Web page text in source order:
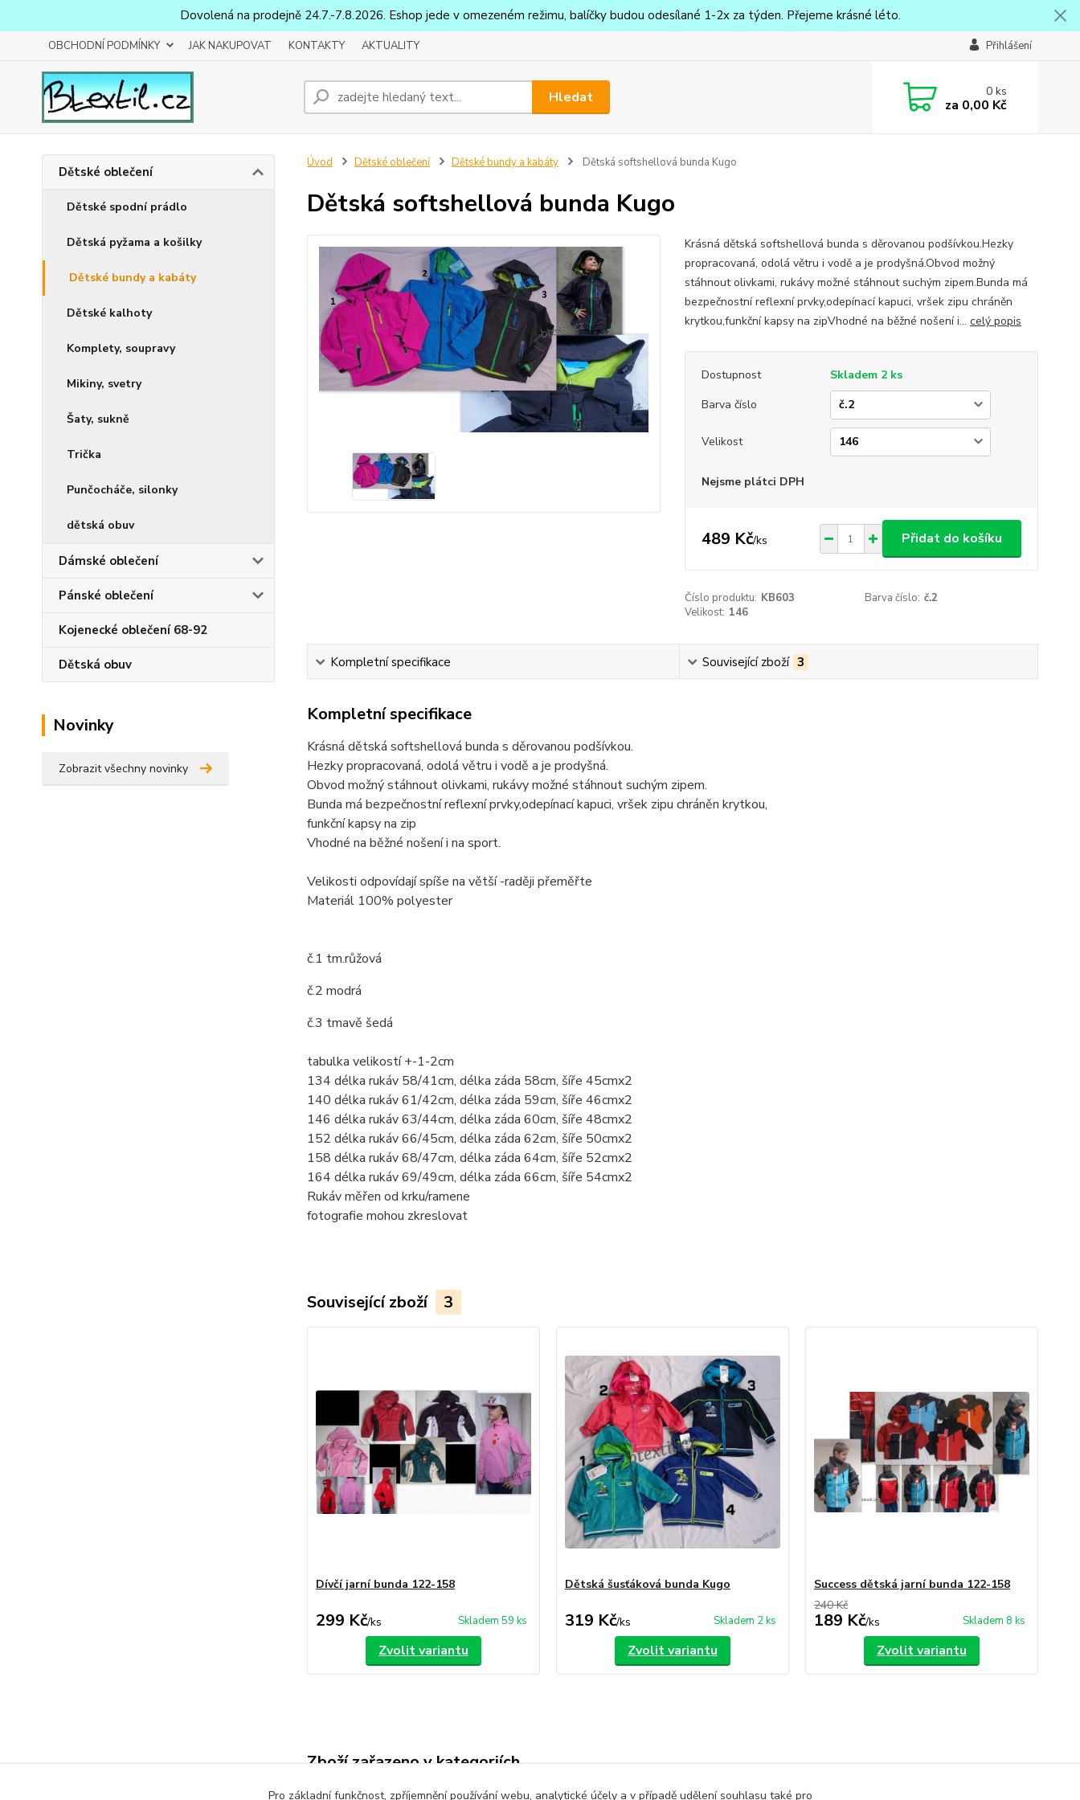
Dovolená na prodejně 24.7.-7.8.2026. Eshop jede v omezeném režimu, balíčky budou odesílané 1-2x za týden. Přejeme krásné léto.
OBCHODNÍ PODMÍNKY JAK NAKUPOVAT KONTAKTY AKTUALITY Přihlášení
Hledat 0ks
za 0,00 Kč
Dětské oblečení
Dětské spodní prádlo
Dětská pyžama a košilky
Dětské bundy a kabáty
Dětské kalhoty
Komplety, soupravy
Mikiny, svetry
Šaty, sukně
Trička
Punčocháče, silonky
dětská obuv
Dámské oblečení
Pánské oblečení
Kojenecké oblečení 68-92
Dětská obuv
Novinky
Zobrazit všechny novinky
Úvod Dětské oblečení Dětské bundy a kabáty Dětská softshellová bunda Kugo
Dětská softshellová bunda Kugo
Krásná dětská softshellová bunda s děrovanou podšívkou.Hezky
propracovaná, odolá větru i vodě a je prodyšná.Obvod možný
stáhnout olivkami, rukávy možné stáhnout suchým zipem.Bunda má
bezpečnostní reflexní prvky,odepínací kapuci, vršek zipu chráněn
krytkou,funkční kapsy na zipVhodné na běžné nošení i... celý popis
Dostupnost
Skladem 2 ks
Barva číslo
Velikost
Nejsme plátci DPH
489 Kč/ks Přidat do košíku
Číslo produktu: KB603 Barva číslo: č.2
Velikost: 146
Kompletní specifikace Související zboží 3
Kompletní specifikace
Krásná dětská softshellová bunda s děrovanou podšívkou.
Hezky propracovaná, odolá větru i vodě a je prodyšná.
Obvod možný stáhnout olivkami, rukávy možné stáhnout suchým zipem.
Bunda má bezpečnostní reflexní prvky,odepínací kapuci, vršek zipu chráněn krytkou,
funkční kapsy na zip
Vhodné na běžné nošení i na sport.
Velikosti odpovídají spíše na větší -raději přeměřte
Materiál 100% polyester
č.1 tm.růžová
č.2 modrá
č.3 tmavě šedá
tabulka velikostí +-1-2cm
134 délka rukáv 58/41cm, délka záda 58cm, šíře 45cmx2
140 délka rukáv 61/42cm, délka záda 59cm, šíře 46cmx2
146 délka rukáv 63/44cm, délka záda 60cm, šíře 48cmx2
152 délka rukáv 66/45cm, délka záda 62cm, šíře 50cmx2
158 délka rukáv 68/47cm, délka záda 64cm, šíře 52cmx2
164 délka rukáv 69/49cm, délka záda 66cm, šíře 54cmx2
Rukáv měřen od krku/ramene
fotografie mohou zkreslovat
Související zboží 3
Dívčí jarní bunda 122-158
299 Kč/ks Skladem 59 ks
Zvolit variantu
Dětská šusťáková bunda Kugo
319 Kč/ks Skladem 2 ks
Zvolit variantu
Success dětská jarní bunda 122-158
240 Kč
189 Kč/ks Skladem 8 ks
Zvolit variantu
Zboží zařazeno v kategoriích
Dětské oblečení Dětské bundy a kabáty
Pro základní funkčnost, zpříjemnění používání webu, analytické účely a v případě udělení souhlasu také pro